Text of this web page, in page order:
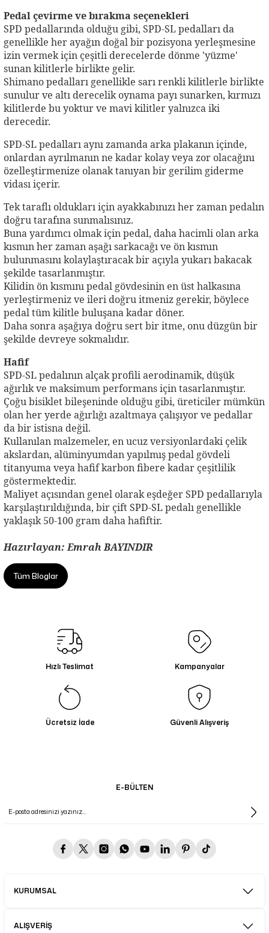
Pedal çevirme ve bırakma seçenekleri
SPD pedallarında olduğu gibi, SPD-SL pedalları da
genellikle her ayağın doğal bir pozisyona yerleşmesine
izin vermek için çeşitli derecelerde dönme 'yüzme'
sunan kilitlerle birlikte gelir.
Shimano pedalları genellikle sarı renkli kilitlerle birlikte
sunulur ve altı derecelik oynama payı sunarken, kırmızı
kilitlerde bu yoktur ve mavi kilitler yalnızca iki
derecedir.
SPD-SL pedalları aynı zamanda arka plakanın içinde,
onlardan ayrılmanın ne kadar kolay veya zor olacağını
özelleştirmenize olanak tanıyan bir gerilim giderme
vidası içerir.
Tek taraflı oldukları için ayakkabınızı her zaman pedalın
doğru tarafına sunmalısınız.
Buna yardımcı olmak için pedal, daha hacimli olan arka
kısmın her zaman aşağı sarkacağı ve ön kısmın
bulunmasını kolaylaştıracak bir açıyla yukarı bakacak
şekilde tasarlanmıştır.
Kilidin ön kısmını pedal gövdesinin en üst halkasına
yerleştirmeniz ve ileri doğru itmeniz gerekir, böylece
pedal tüm kilitle buluşana kadar döner.
Daha sonra aşağıya doğru sert bir itme, onu düzgün bir
şekilde devreye sokmalıdır.
Hafif
SPD-SL pedalının alçak profili aerodinamik, düşük
ağırlık ve maksimum performans için tasarlanmıştır.
Çoğu bisiklet bileşeninde olduğu gibi, üreticiler mümkün
olan her yerde ağırlığı azaltmaya çalışıyor ve pedallar
da bir istisna değil.
Kullanılan malzemeler, en ucuz versiyonlardaki çelik
akslardan, alüminyumdan yapılmış pedal gövdeli
titanyuma veya hafif karbon fibere kadar çeşitlilik
göstermektedir.
Maliyet açısından genel olarak eşdeğer SPD pedallarıyla
karşılaştırıldığında, bir çift SPD-SL pedalı genellikle
yaklaşık 50-100 gram daha hafiftir.
Hazırlayan: Emrah BAYINDIR
Tüm Bloglar
Hızlı Teslimat Kampanyalar
Ücretsiz İade Güvenli Alışveriş
E-BÜLTEN
KURUMSAL
ALIŞVERİŞ